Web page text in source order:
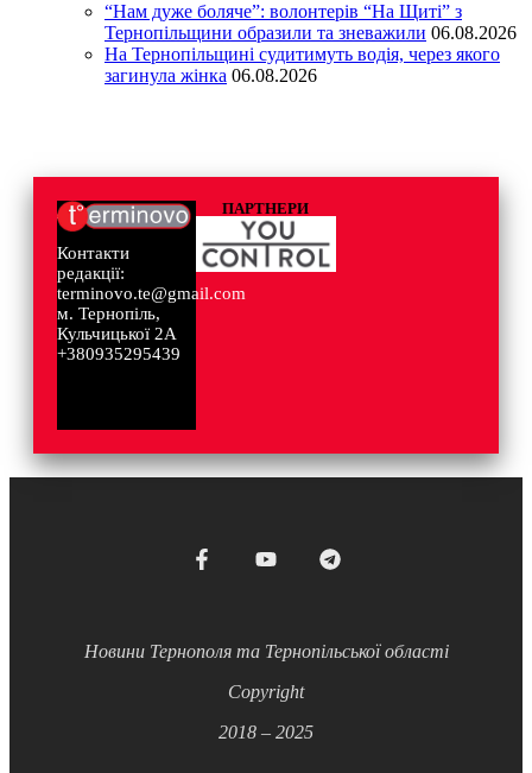
“Нам дуже боляче”: волонтерів “На Щиті” з
Тернопільщини образили та зневажили 06.08.2026
На Тернопільщині судитимуть водія, через якого
загинула жінка 06.08.2026
Контакти
редакції:
terminovo.te@gmail.com
м. Тернопіль,
Кульчицької 2А
+380935295439
ПАРТНЕРИ
Новини Тернополя та Тернопільської області
Copyright
2018 – 2025